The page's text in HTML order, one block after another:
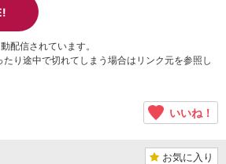
配信されています。
り途中で切れてしまう場合はリンク元を参照し
いいね！
お気に入り